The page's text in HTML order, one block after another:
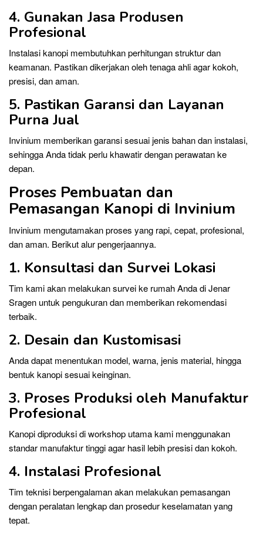
4. Gunakan Jasa Produsen
Profesional
Instalasi kanopi membutuhkan perhitungan struktur dan
keamanan. Pastikan dikerjakan oleh tenaga ahli agar kokoh,
presisi, dan aman.
5. Pastikan Garansi dan Layanan
Purna Jual
Invinium memberikan garansi sesuai jenis bahan dan instalasi,
sehingga Anda tidak perlu khawatir dengan perawatan ke
depan.
Proses Pembuatan dan
Pemasangan Kanopi di Invinium
Invinium mengutamakan proses yang rapi, cepat, profesional,
dan aman. Berikut alur pengerjaannya.
1. Konsultasi dan Survei Lokasi
Tim kami akan melakukan survei ke rumah Anda di Jenar
Sragen untuk pengukuran dan memberikan rekomendasi
terbaik.
2. Desain dan Kustomisasi
Anda dapat menentukan model, warna, jenis material, hingga
bentuk kanopi sesuai keinginan.
3. Proses Produksi oleh Manufaktur
Profesional
Kanopi diproduksi di workshop utama kami menggunakan
standar manufaktur tinggi agar hasil lebih presisi dan kokoh.
4. Instalasi Profesional
Tim teknisi berpengalaman akan melakukan pemasangan
dengan peralatan lengkap dan prosedur keselamatan yang
tepat.